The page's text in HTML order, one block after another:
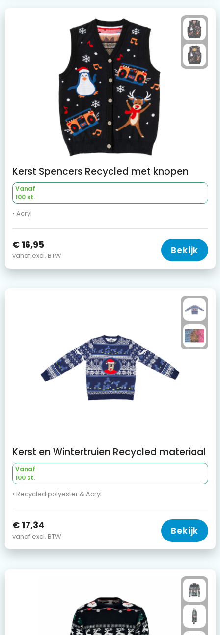
Kerst Spencers Recycled met knopen
Vanaf
100 st.
• Acryl
€ 16,95
vanaf excl. BTW Bekijk
Kerst en Wintertruien Recycled materiaal
Vanaf
100 st.
• Recycled polyester & Acryl
€ 17,34
vanaf excl. BTW Bekijk